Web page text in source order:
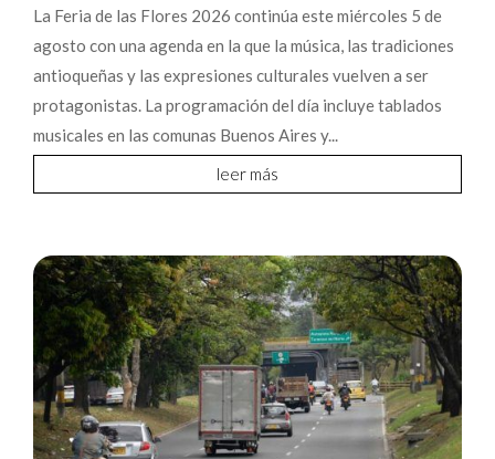
La Feria de las Flores 2026 continúa este miércoles 5 de
agosto con una agenda en la que la música, las tradiciones
antioqueñas y las expresiones culturales vuelven a ser
protagonistas. La programación del día incluye tablados
musicales en las comunas Buenos Aires y...
leer más